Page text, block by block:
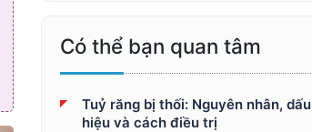
Có thể bạn quan tâm
Tuỷ răng bị thối: Nguyên nhân, dấu
hiệu và cách điều trị